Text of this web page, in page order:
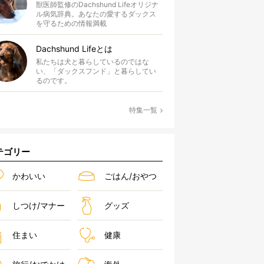
獣医師監修のDachshund Lifeオリジナ
ル病気辞典。あなたの愛するダックス
を守るための情報満載
Dachshund Lifeとは
私たちは犬と暮らしているのではな
い、「ダックスフンド」と暮らしてい
るのです。
特集一覧
ゴリー
かわいい ごはん/おやつ
しつけ/マナー グッズ
住まい 健康